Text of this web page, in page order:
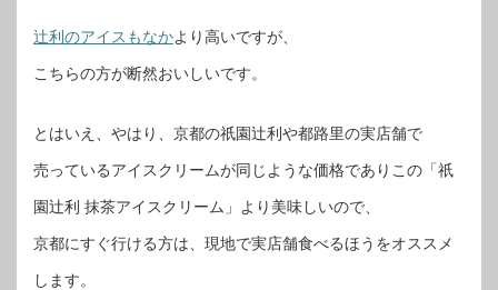
辻利のアイスもなかより高いですが、
こちらの方が断然おいしいです。
とはいえ、やはり、京都の祇園辻利や都路里の実店舗で
売っているアイスクリームが同じような価格でありこの「祇
園辻利 抹茶アイスクリーム」より美味しいので、
京都にすぐ行ける方は、現地で実店舗食べるほうをオススメ
します。